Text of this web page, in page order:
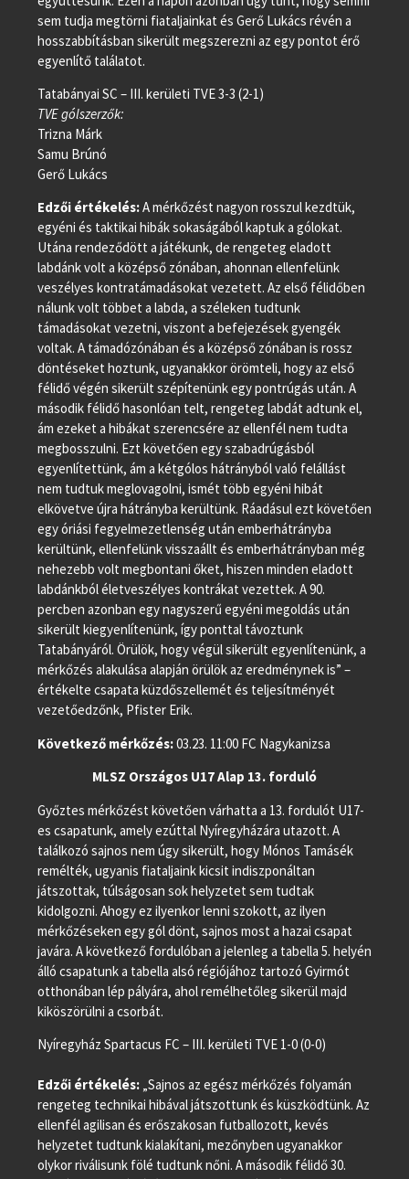
sem tudja megtörni fiataljainkat és Gerő Lukács révén a
hosszabbításban sikerült megszerezni az egy pontot érő
egyenlítő találatot.
Tatabányai SC – III. kerületi TVE 3-3 (2-1)
TVE gólszerzők:
Trizna Márk
Samu Brúnó
Gerő Lukács
Edzői értékelés:A mérkőzést nagyon rosszul kezdtük,
egyéni és taktikai hibák sokaságából kaptuk a gólokat.
Utána rendeződött a játékunk, de rengeteg eladott
labdánk volt a középső zónában, ahonnan ellenfelünk
veszélyes kontratámadásokat vezetett. Az első félidőben
nálunk volt többet a labda, a széleken tudtunk
támadásokat vezetni, viszont a befejezések gyengék
voltak. A támadózónában és a középső zónában is rossz
döntéseket hoztunk, ugyanakkor örömteli, hogy az első
félidő végén sikerült szépítenünk egy pontrúgás után. A
második félidő hasonlóan telt, rengeteg labdát adtunk el,
ám ezeket a hibákat szerencsére az ellenfél nem tudta
megbosszulni. Ezt követően egy szabadrúgásból
egyenlítettünk, ám a kétgólos hátrányból való felállást
nem tudtuk meglovagolni, ismét több egyéni hibát
elkövetve újra hátrányba kerültünk. Ráadásul ezt követően
egy óriási fegyelmezetlenség után emberhátrányba
kerültünk, ellenfelünk visszaállt és emberhátrányban még
nehezebb volt megbontani őket, hiszen minden eladott
labdánkból életveszélyes kontrákat vezettek. A 90.
percben azonban egy nagyszerű egyéni megoldás után
sikerült kiegyenlítenünk, így ponttal távoztunk
Tatabányáról. Örülök, hogy végül sikerült egyenlítenünk, a
mérkőzés alakulása alapján örülök az eredménynek is” –
értékelte csapata küzdőszellemét és teljesítményét
vezetőedzőnk, Pfister Erik.
Következő mérkőzés:03.23. 11:00 FC Nagykanizsa
MLSZ Országos U17 Alap 13. forduló
Győztes mérkőzést követően várhatta a 13. fordulót U17-
es csapatunk, amely ezúttal Nyíregyházára utazott. A
találkozó sajnos nem úgy sikerült, hogy Mónos Tamásék
remélték, ugyanis fiataljaink kicsit indiszponáltan
játszottak, túlságosan sok helyzetet sem tudtak
kidolgozni. Ahogy ez ilyenkor lenni szokott, az ilyen
mérkőzéseken egy gól dönt, sajnos most a hazai csapat
javára. A következő fordulóban a jelenleg a tabella 5. helyén
álló csapatunk a tabella alsó régiójához tartozó Gyirmót
otthonában lép pályára, ahol remélhetőleg sikerül majd
kiköszörülni a csorbát.
Nyíregyház Spartacus FC – III. kerületi TVE 1-0 (0-0)
Edzői értékelés: „Sajnos az egész mérkőzés folyamán
rengeteg technikai hibával játszottunk és küszködtünk. Az
ellenfél agilisan és erőszakosan futballozott, kevés
helyzetet tudtunk kialakítani, mezőnyben ugyanakkor
olykor riválisunk fölé tudtunk nőni. A második félidő 30.